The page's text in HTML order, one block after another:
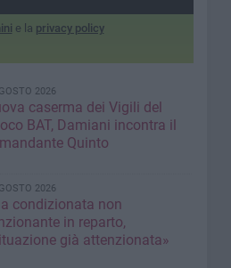
e la privacy policy
2026
caserma dei Vigili del
BAT, Damiani incontra il
Quinto
2026
condizionata non
in reparto,
già attenzionata»